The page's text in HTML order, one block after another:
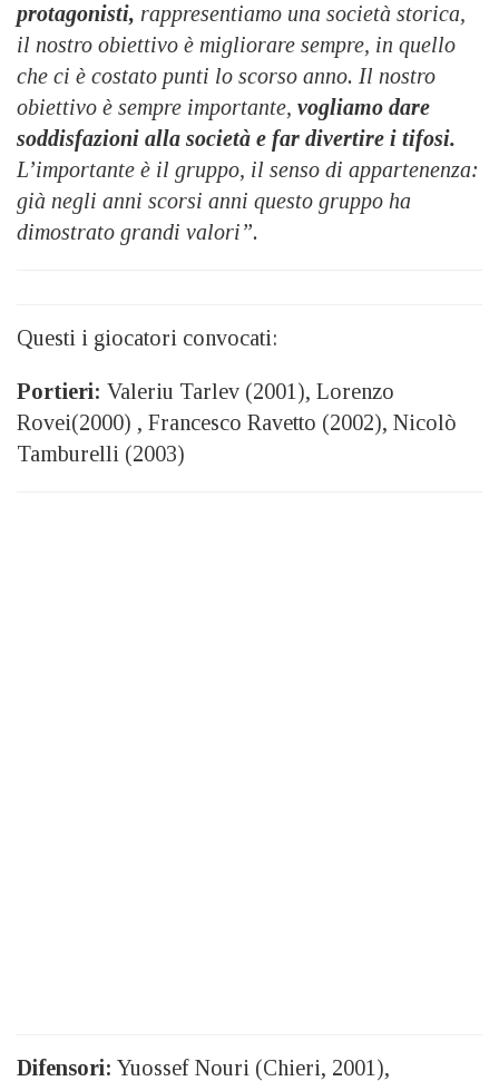
protagonisti, rappresentiamo una società storica,
il nostro obiettivo è migliorare sempre, in quello
che ci è costato punti lo scorso anno. Il nostro
obiettivo è sempre importante, vogliamo dare
soddisfazioni alla società e far divertire i tifosi.
L’importante è il gruppo, il senso di appartenenza:
già negli anni scorsi anni questo gruppo ha
dimostrato grandi valori”.
Questi i giocatori convocati:
Portieri: Valeriu Tarlev (2001), Lorenzo
Rovei(2000) , Francesco Ravetto (2002), Nicolò
Tamburelli (2003)
Difensori: Yuossef Nouri (Chieri, 2001),